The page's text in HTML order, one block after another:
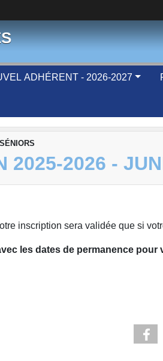
ADHÉRENT - 2026-2027
2025-2026 -
inscription sera validée que si
les dates de permanence